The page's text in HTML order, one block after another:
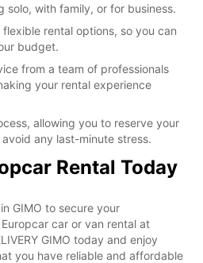
solo, with family, or for business.
rental options, so you can
budget.
from a team of professionals
your rental experience
allowing you to reserve your
any last-minute stress.
Rental Today
GIMO to secure your
car or van rental at
GIMO today and enjoy
you have reliable and affordable